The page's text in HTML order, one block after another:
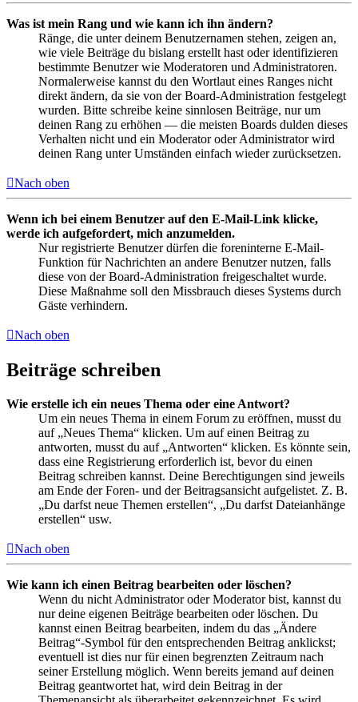
Was ist mein Rang und wie kann ich ihn ändern?
Ränge, die unter deinem Benutzernamen stehen, zeigen an,
wie viele Beiträge du bislang erstellt hast oder identifizieren
bestimmte Benutzer wie Moderatoren und Administratoren.
Normalerweise kannst du den Wortlaut eines Ranges nicht
direkt ändern, da sie von der Board-Administration festgelegt
wurden. Bitte schreibe keine sinnlosen Beiträge, nur um
deinen Rang zu erhöhen — die meisten Boards dulden dieses
Verhalten nicht und ein Moderator oder Administrator wird
deinen Rang unter Umständen einfach wieder zurücksetzen.
Nach oben
Wenn ich bei einem Benutzer auf den E-Mail-Link klicke,
werde ich aufgefordert, mich anzumelden.
Nur registrierte Benutzer dürfen die foreninterne E-Mail-
Funktion für Nachrichten an andere Benutzer nutzen, falls
diese von der Board-Administration freigeschaltet wurde.
Diese Maßnahme soll den Missbrauch dieses Systems durch
Gäste verhindern.
Nach oben
Beiträge schreiben
Wie erstelle ich ein neues Thema oder eine Antwort?
Um ein neues Thema in einem Forum zu eröffnen, musst du
auf „Neues Thema“ klicken. Um auf einen Beitrag zu
antworten, musst du auf „Antworten“ klicken. Es könnte sein,
dass eine Registrierung erforderlich ist, bevor du einen
Beitrag schreiben kannst. Deine Berechtigungen sind jeweils
am Ende der Foren- und der Beitragsansicht aufgelistet. Z. B.
„Du darfst neue Themen erstellen“, „Du darfst Dateianhänge
erstellen“ usw.
Nach oben
Wie kann ich einen Beitrag bearbeiten oder löschen?
Wenn du nicht Administrator oder Moderator bist, kannst du
nur deine eigenen Beiträge bearbeiten oder löschen. Du
kannst einen Beitrag bearbeiten, indem du das „Ändere
Beitrag“-Symbol für den entsprechenden Beitrag anklickst;
eventuell ist dies nur für einen begrenzten Zeitraum nach
seiner Erstellung möglich. Wenn bereits jemand auf deinen
Beitrag geantwortet hat, wird dein Beitrag in der